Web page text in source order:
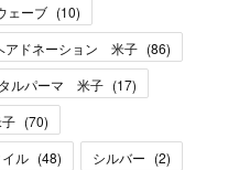
ェーブ (10)
アドネーション 米子 (86)
ルパーマ 米子 (17)
(70)
ル (48) シルバー (2)